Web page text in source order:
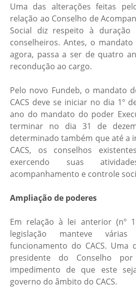
Uma das alterações feitas
relação ao Conselho de
Social diz respeito à duração
conselheiros. Antes, o
agora, passa a ser de quatro
recondução ao cargo.
Pelo novo Fundeb, o mandato
CACS deve se iniciar no dia 1º
ano do mandato do poder
terminar no dia 31 de
determinado também que até a
CACS, os conselhos
exercendo suas
acompanhamento e controle
Ampliação de poderes
Em relação à lei anterior (nº
legislação manteve
funcionamento do CACS. Uma
presidente do Conselho
impedimento de que este
governo do âmbito do CACS.